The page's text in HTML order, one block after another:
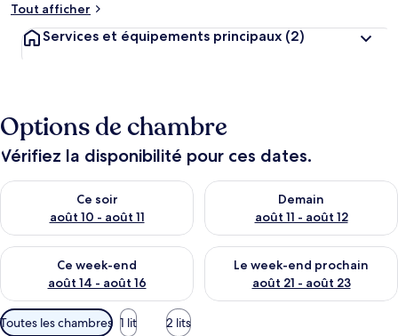
Tout afficher
Services et équipements principaux (2)
Options de chambre
Vérifiez la disponibilité pour ces dates.
Ce soir
août 10 - août 11
Vérifier la disponibilité pour ce soir août 10 - août 11
Demain
août 11 - août 12
Vérifier la disponibilité pour
Ce week-end
août 14 - août 16
Vérifier la disponibilité pour ce week-end août 14 - août 16
Le week-end prochain
août 21 - août 23
Vérifier la disponibilité pour
Filtres
Toutes les chambres 1 lit 2 lits